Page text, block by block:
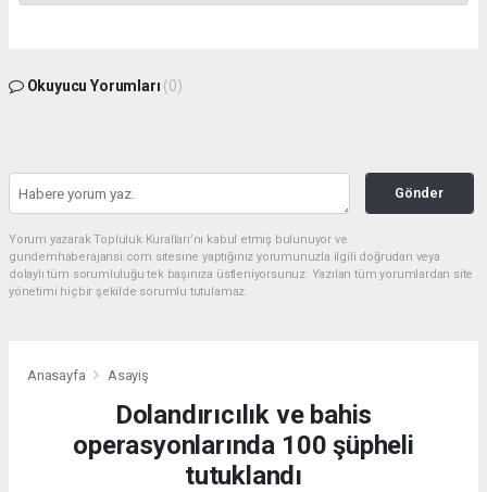
Okuyucu Yorumları (0)
Gönder
Yorum yazarak Topluluk Kuralları’nı kabul etmiş bulunuyor ve
gundemhaberajansi.com sitesine yaptığınız yorumunuzla ilgili doğrudan veya
dolaylı tüm sorumluluğu tek başınıza üstleniyorsunuz. Yazılan tüm yorumlardan site
yönetimi hiçbir şekilde sorumlu tutulamaz.
Anasayfa Asayiş
Dolandırıcılık ve bahis
operasyonlarında 100 şüpheli
tutuklandı